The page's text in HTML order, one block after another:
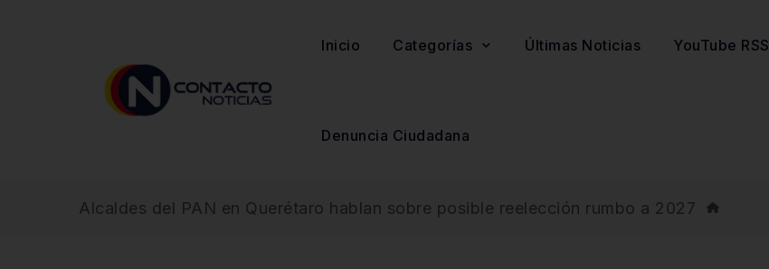
Inicio Categorías Últimas Noticias YouTube RSS
Denuncia Ciudadana
Alcaldes del PAN en Querétaro hablan sobre posible reelección rumbo a 2027